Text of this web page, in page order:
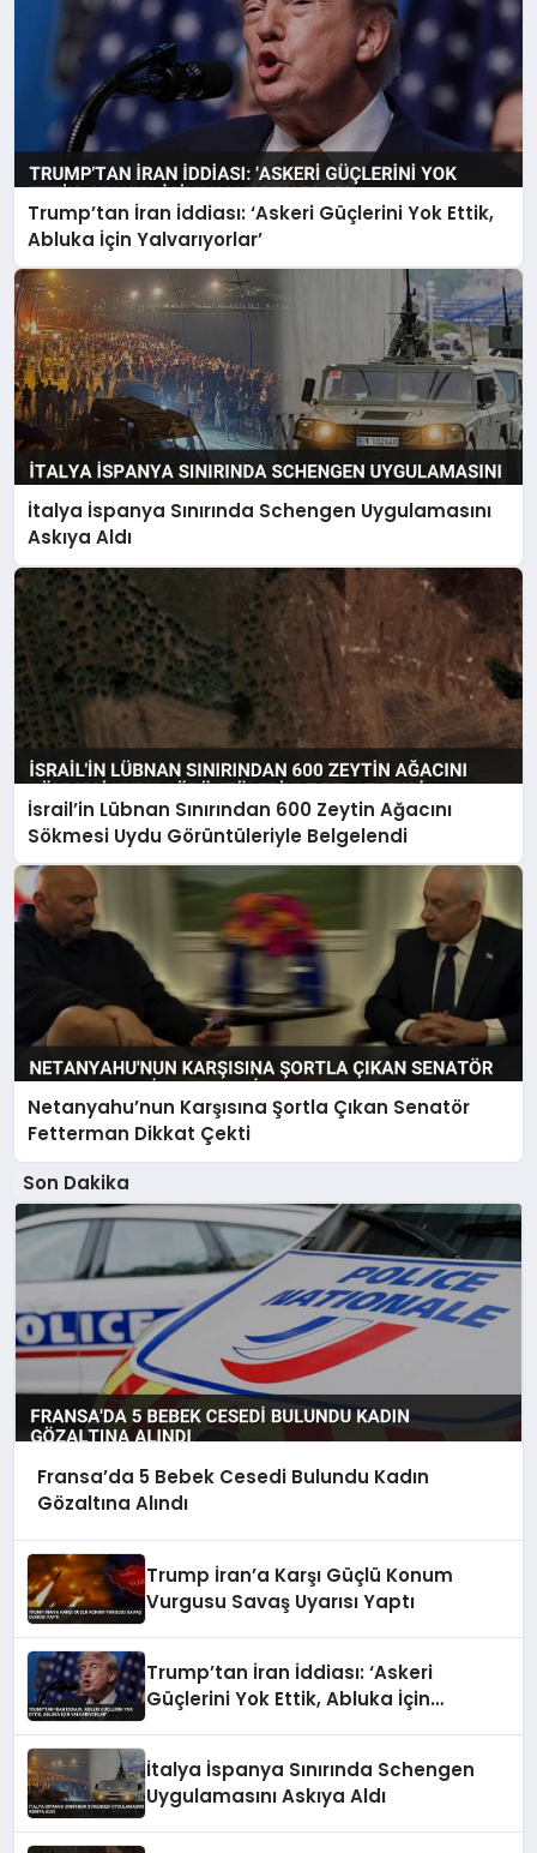
Trump’tan İran İddiası: ‘Askeri Güçlerini Yok Ettik,
Abluka İçin Yalvarıyorlar’
İtalya İspanya Sınırında Schengen Uygulamasını
Askıya Aldı
İsrail’in Lübnan Sınırından 600 Zeytin Ağacını
Sökmesi Uydu Görüntüleriyle Belgelendi
Netanyahu’nun Karşısına Şortla Çıkan Senatör
Fetterman Dikkat Çekti
Son Dakika
Fransa’da 5 Bebek Cesedi Bulundu Kadın
Gözaltına Alındı
Trump İran’a Karşı Güçlü Konum
Vurgusu Savaş Uyarısı Yaptı
Trump’tan İran İddiası: ‘Askeri
Güçlerini Yok Ettik, Abluka İçin
İtalya İspanya Sınırında Schengen
Uygulamasını Askıya Aldı